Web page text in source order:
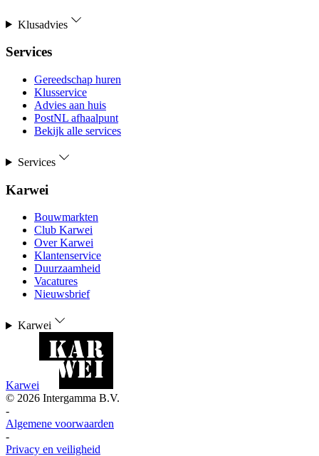
Klusadvies
Services
Gereedschap huren
Klusservice
Advies aan huis
PostNL afhaalpunt
Bekijk alle services
Services
Karwei
Bouwmarkten
Club Karwei
Over Karwei
Klantenservice
Duurzaamheid
Vacatures
Nieuwsbrief
Karwei
Karwei
© 2026 Intergamma B.V.
-
Algemene voorwaarden
-
Privacy en veiligheid